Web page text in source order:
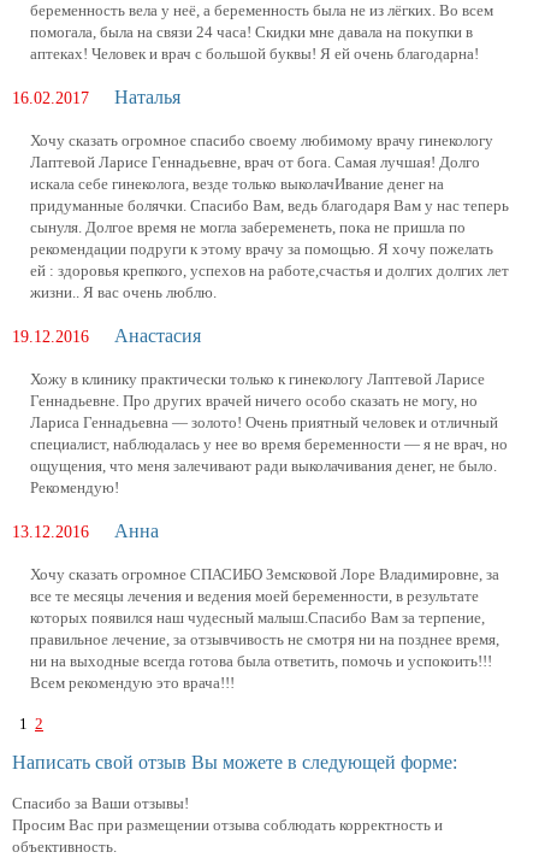
беременность вела у неё, а беременность была не из лёгких. Во всем
помогала, была на связи 24 часа! Скидки мне давала на покупки в
аптеках! Человек и врач с большой буквы! Я ей очень благодарна!
16.02.2017 Наталья
Хочу сказать огромное спасибо своему любимому врачу гинекологу
Лаптевой Ларисе Геннадьевне, врач от бога. Самая лучшая! Долго
искала себе гинеколога, везде только выколачИвание денег на
придуманные болячки. Спасибо Вам, ведь благодаря Вам у нас теперь
сынуля. Долгое время не могла забеременеть, пока не пришла по
рекомендации подруги к этому врачу за помощью. Я хочу пожелать
ей : здоровья крепкого, успехов на работе,счастья и долгих долгих лет
жизни.. Я вас очень люблю.
19.12.2016 Анастасия
Хожу в клинику практически только к гинекологу Лаптевой Ларисе
Геннадьевне. Про других врачей ничего особо сказать не могу, но
Лариса Геннадьевна — золото! Очень приятный человек и отличный
специалист, наблюдалась у нее во время беременности — я не врач, но
ощущения, что меня залечивают ради выколачивания денег, не было.
Рекомендую!
13.12.2016 Анна
Хочу сказать огромное СПАСИБО Земсковой Лоре Владимировне, за
все те месяцы лечения и ведения моей беременности, в результате
которых появился наш чудесный малыш.Спасибо Вам за терпение,
правильное лечение, за отзывчивость не смотря ни на позднее время,
ни на выходные всегда готова была ответить, помочь и успокоить!!!
Всем рекомендую это врача!!!
1 2
Написать свой отзыв Вы можете в следующей форме:
Спасибо за Ваши отзывы!
Просим Вас при размещении отзыва соблюдать корректность и
объективность.